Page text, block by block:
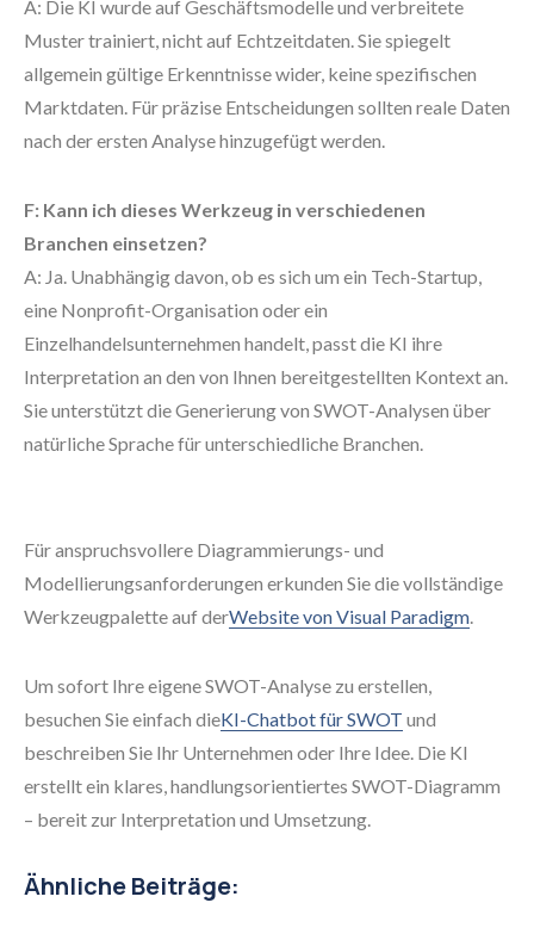
A: Die KI wurde auf Geschäftsmodelle und verbreitete
Muster trainiert, nicht auf Echtzeitdaten. Sie spiegelt
allgemein gültige Erkenntnisse wider, keine spezifischen
Marktdaten. Für präzise Entscheidungen sollten reale Daten
nach der ersten Analyse hinzugefügt werden.
F: Kann ich dieses Werkzeug in verschiedenen
Branchen einsetzen?
A: Ja. Unabhängig davon, ob es sich um ein Tech-Startup,
eine Nonprofit-Organisation oder ein
Einzelhandelsunternehmen handelt, passt die KI ihre
Interpretation an den von Ihnen bereitgestellten Kontext an.
Sie unterstützt die Generierung von SWOT-Analysen über
natürliche Sprache für unterschiedliche Branchen.
Für anspruchsvollere Diagrammierungs- und
Modellierungsanforderungen erkunden Sie die vollständige
Werkzeugpalette auf derWebsite von Visual Paradigm.
Um sofort Ihre eigene SWOT-Analyse zu erstellen,
besuchen Sie einfach dieKI-Chatbot für SWOT und
beschreiben Sie Ihr Unternehmen oder Ihre Idee. Die KI
erstellt ein klares, handlungsorientiertes SWOT-Diagramm
– bereit zur Interpretation und Umsetzung.
Ähnliche Beiträge: